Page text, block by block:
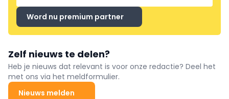
Word nu premium partner
Zelf nieuws te delen?
Heb je nieuws dat relevant is voor onze redactie? Deel het
met ons via het meldformulier.
Nieuws melden